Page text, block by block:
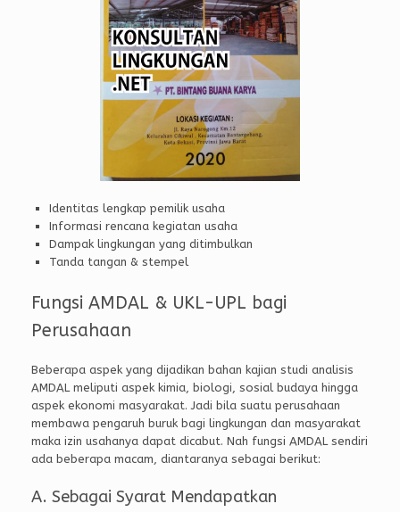
Identitas lengkap pemilik usaha
Informasi rencana kegiatan usaha
Dampak lingkungan yang ditimbulkan
Tanda tangan & stempel
Fungsi AMDAL & UKL-UPL bagi
Perusahaan
Beberapa aspek yang dijadikan bahan kajian studi analisis
AMDAL meliputi aspek kimia, biologi, sosial budaya hingga
aspek ekonomi masyarakat. Jadi bila suatu perusahaan
membawa pengaruh buruk bagi lingkungan dan masyarakat
maka izin usahanya dapat dicabut. Nah fungsi AMDAL sendiri
ada beberapa macam, diantaranya sebagai berikut:
A. Sebagai Syarat Mendapatkan